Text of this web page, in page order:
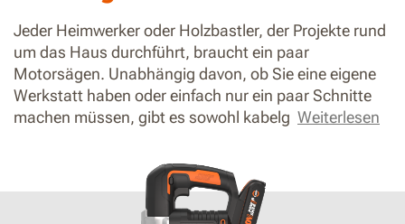
Jeder Heimwerker oder Holzbastler, der Projekte rund
um das Haus durchführt, braucht ein paar
Motorsägen. Unabhängig davon, ob Sie eine eigene
Werkstatt haben oder einfach nur ein paar Schnitte
machen müssen, gibt es sowohl kabelg Weiterlesen